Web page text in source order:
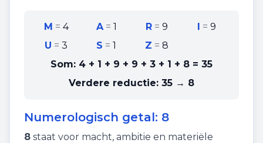
M = 4 A= 1 R= 9 I =9
U =3 S =1 Z = 8
Som: 4 + 1 + 9 + 9 + 3 + 1 + 8 = 35
Verdere reductie: 35 → 8
Numerologisch getal: 8
8 staat voor macht, ambitie en materiële